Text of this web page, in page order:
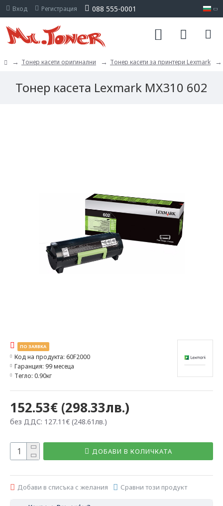
Вход Регистрация 088 555-0001
Тонер касети оригинални Тонер касети за принтери Lexmark
Тонер касета Lexmark MX310 602
152.53€ (298.33лв.)
без ДДС: 127.11€ (248.61лв.)
ПО ЗАЯВКА
Код на продукта: 60F2000
Гаранция: 99 месеца
Тегло: 0.90кг
ДОБАВИ В КОЛИЧКАТА
Добави в списъка с желания Сравни този продукт